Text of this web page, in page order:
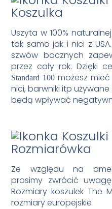
Koszulka
Uszyta w 100%
tak samo jak i nici z
szwów bocznych
przez cały rok. Dzięki
Standard 100możesz
nici, barwniki itp
będą wpływać
Rozmiarówka
Ze względu na
prosimy zwrócić
Rozmiary koszulek The
rozmiary europejskie